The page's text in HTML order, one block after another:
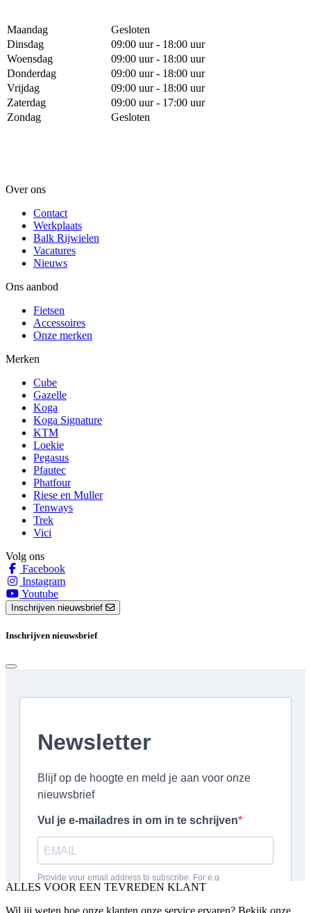
Maandag
Gesloten
Dinsdag
09:00 uur - 18:00 uur
Woensdag
09:00 uur - 18:00 uur
Donderdag
09:00 uur - 18:00 uur
Vrijdag
09:00 uur - 18:00 uur
Zaterdag
09:00 uur - 17:00 uur
Zondag
Gesloten
Over ons
Contact
Werkplaats
Balk Rijwielen
Vacatures
Nieuws
Ons aanbod
Fietsen
Accessoires
Onze merken
Merken
Cube
Gazelle
Koga
Koga Signature
KTM
Loekie
Pegasus
Pfautec
Phatfour
Riese en Muller
Tenways
Trek
Vici
Volg ons
Facebook
Instagram
Youtube
Inschrijven nieuwsbrief
Inschrijven nieuwsbrief
ALLES VOOR EEN TEVREDEN KLANT
Wil jij weten hoe onze klanten onze service ervaren? Bekijk onze